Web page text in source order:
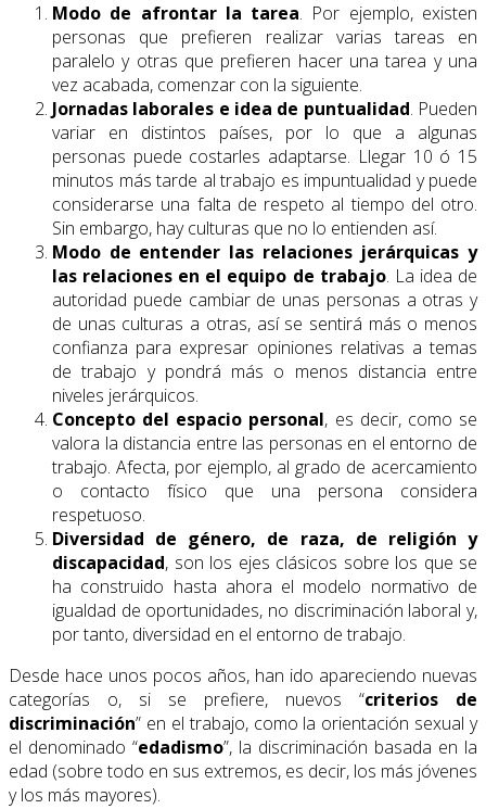
Modo de afrontar la tarea. Por ejemplo, existen
personas que prefieren realizar varias tareas en
paralelo y otras que prefieren hacer una tarea y una
vez acabada, comenzar con la siguiente.
Jornadas laborales e idea de puntualidad. Pueden
variar en distintos países, por lo que a algunas
personas puede costarles adaptarse. Llegar 10 ó 15
minutos más tarde al trabajo es impuntualidad y puede
considerarse una falta de respeto al tiempo del otro.
Sin embargo, hay culturas que no lo entienden así.
Modo de entender las relaciones jerárquicas y
las relaciones en el equipo de trabajo. La idea de
autoridad puede cambiar de unas personas a otras y
de unas culturas a otras, así se sentirá más o menos
confianza para expresar opiniones relativas a temas
de trabajo y pondrá más o menos distancia entre
niveles jerárquicos.
Concepto del espacio personal, es decir, como se
valora la distancia entre las personas en el entorno de
trabajo. Afecta, por ejemplo, al grado de acercamiento
o contacto físico que una persona considera
respetuoso.
Diversidad de género, de raza, de religión y
discapacidad, son los ejes clásicos sobre los que se
ha construido hasta ahora el modelo normativo de
igualdad de oportunidades, no discriminación laboral y,
por tanto, diversidad en el entorno de trabajo.
Desde hace unos pocos años, han ido apareciendo nuevas
categorías o, si se prefiere, nuevos “criterios de
discriminación” en el trabajo, como la orientación sexual y
el denominado “edadismo”, la discriminación basada en la
edad (sobre todo en sus extremos, es decir, los más jóvenes
y los más mayores).